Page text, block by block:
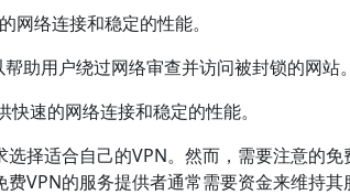
络连接和稳定的性能。
助用户绕过网络审查并访问被封锁的网站。
速的网络连接和稳定的性能。
择适合自己的VPN。然而，需要注意的免
VPN的服务提供者通常需要资金来维持其